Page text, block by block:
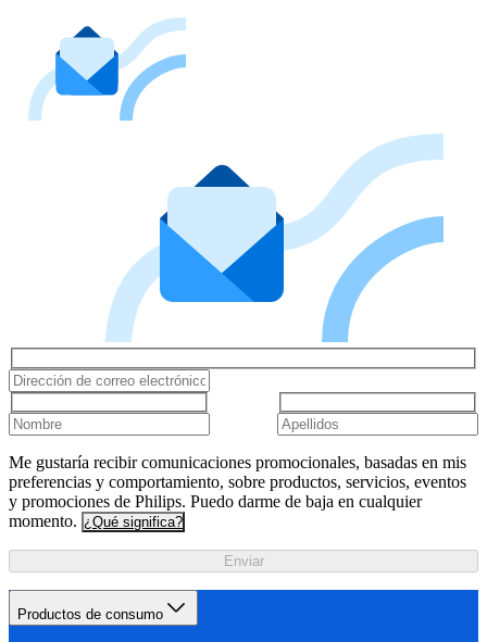
Me gustaría recibir comunicaciones promocionales, basadas en mis
preferencias y comportamiento, sobre productos, servicios, eventos
y promociones de Philips. Puedo darme de baja en cualquier
momento. ¿Qué significa?
Enviar
Productos de consumo